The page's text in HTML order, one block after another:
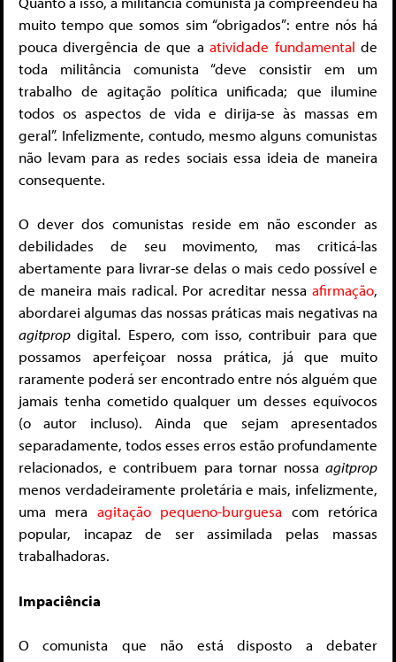
muito tempo que somos sim “obrigados”: entre nós há
pouca divergência de que aatividade fundamental de
toda militância comunista “deve consistir em um
trabalho de agitação política unificada; que ilumine
todos os aspectos de vida e dirija-se às massas em
geral”. Infelizmente, contudo, mesmo alguns comunistas
não levam para as redes sociais essa ideia de maneira
consequente.
O dever dos comunistas reside em não esconder as
debilidades de seu movimento, mas criticá-las
abertamente para livrar-se delas o mais cedo possível e
de maneira mais radical. Por acreditar nessa afirmação,
abordarei algumas das nossas práticas mais negativas na
agitprop digital. Espero, com isso, contribuir para que
possamos aperfeiçoar nossa prática, já que muito
raramente poderá ser encontrado entre nós alguém que
jamais tenha cometido qualquer um desses equívocos
(o autor incluso). Ainda que sejam apresentados
separadamente, todos esses erros estão profundamente
relacionados, e contribuem para tornar nossa agitprop
menos verdadeiramente proletária e mais, infelizmente,
uma mera agitação pequeno-burguesa com retórica
popular, incapaz de ser assimilada pelas massas
trabalhadoras.
Impaciência
O comunista que não está disposto a debater